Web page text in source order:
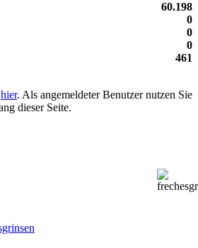
60.198
0
0
0
461
hier. Als angemeldeter Benutzer nutzen Sie
dieser Seite.